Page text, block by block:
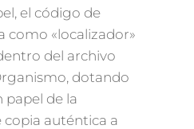
el código de
como «localizador»
del archivo
dotando
papel de la
copia auténtica a